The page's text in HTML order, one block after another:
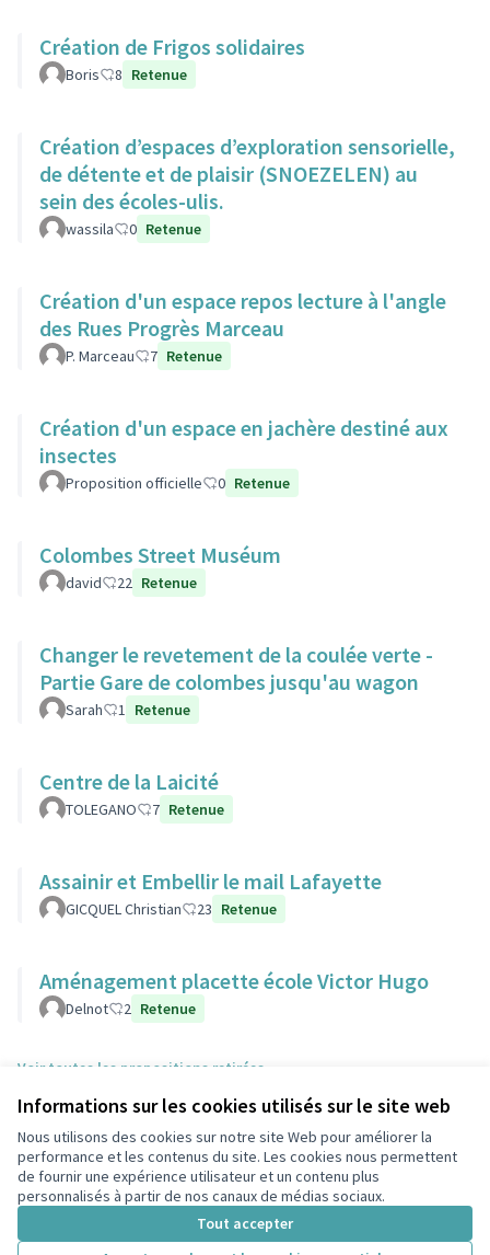
Informations sur les cookies utilisés sur le site web
Nous utilisons des cookies sur notre site Web pour améliorer la
performance et les contenus du site. Les cookies nous permettent
de fournir une expérience utilisateur et un contenu plus
personnalisés à partir de nos canaux de médias sociaux.
Tout accepter
Création de Frigos solidaires
Boris 8 Retenue
Création d’espaces d’exploration sensorielle,
de détente et de plaisir (SNOEZELEN) au
sein des écoles-ulis.
wassila 0 Retenue
Création d'un espace repos lecture à l'angle
des Rues Progrès Marceau
P. Marceau 7 Retenue
Création d'un espace en jachère destiné aux
insectes
Proposition officielle 0 Retenue
Colombes Street Muséum
david 22 Retenue
Changer le revetement de la coulée verte -
Partie Gare de colombes jusqu'au wagon
Sarah 1 Retenue
Centre de la Laicité
TOLEGANO 7 Retenue
Assainir et Embellir le mail Lafayette
GICQUEL Christian 23 Retenue
Aménagement placette école Victor Hugo
Delnot 2 Retenue
Voir toutes les propositions retirées
Conditions d'utilisation
Paramètres des cookies
participons.colombes.fr sur Facebook
(Lien externe)